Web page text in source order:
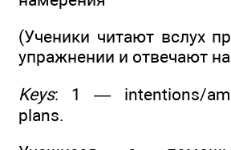
(Ученики читают вслух
упражнении и отвечают
Keys: 1 — intentions/
plans.